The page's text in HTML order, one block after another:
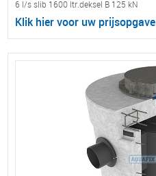
6 l/s slib 1600 ltr.deksel B 125 kN
Klik hier voor uw prijsopgave